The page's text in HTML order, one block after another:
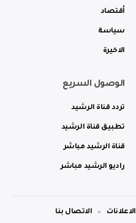
أقتصاد
سياسة
الاخيرة
الوصول السريع
تردد قناة الرشيد
تطبيق قناة الرشيد
قناة الرشيد مباشر
راديو الرشيد مباشر
الاعلانات الاتصال بنا